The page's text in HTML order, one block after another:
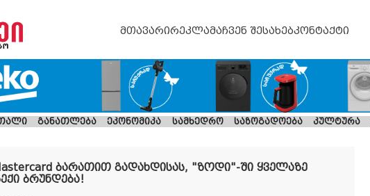
მთავარირეკლამაჩვენ შესახებკონტაქტი
განათლება ეკონომიკა სამხედრო საზოგადოება კულტურა
ბარათით გადახდისას, "ზოდი"-ში ყველაზე
ბრუნდება!